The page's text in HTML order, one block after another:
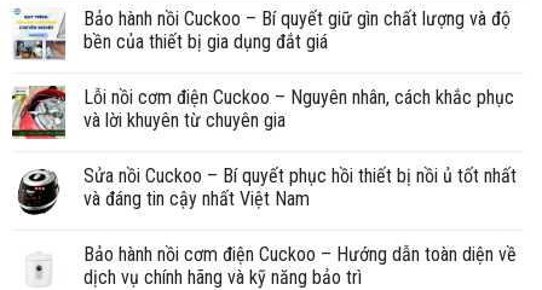
Bảo hành nồi Cuckoo – Bí quyết giữ gìn chất lượng và độ
bền của thiết bị gia dụng đắt giá
Lỗi nồi cơm điện Cuckoo – Nguyên nhân, cách khắc phục
và lời khuyên từ chuyên gia
Sửa nồi Cuckoo – Bí quyết phục hồi thiết bị nồi ủ tốt nhất
và đáng tin cậy nhất Việt Nam
Bảo hành nồi cơm điện Cuckoo – Hướng dẫn toàn diện về
dịch vụ chính hãng và kỹ năng bảo trì